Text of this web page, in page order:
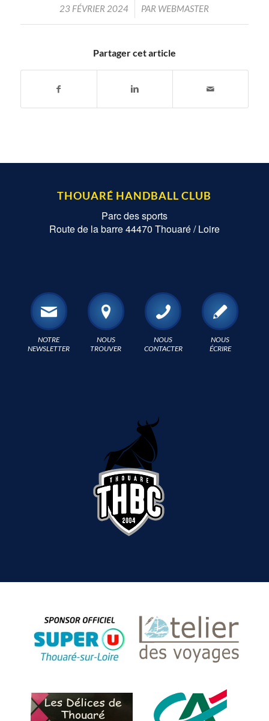
23 FÉVRIER 2024
/ PAR WEBMASTER
Partager cet article
THOUARÉ HANDBALL CLUB
Parc des sports
Route de la barre 44470 Thouaré / Loire
NOTRE
NEWSLETTER
NOUS
TROUVER
NOUS
CONTACTER
NOUS
ÉCRIRE